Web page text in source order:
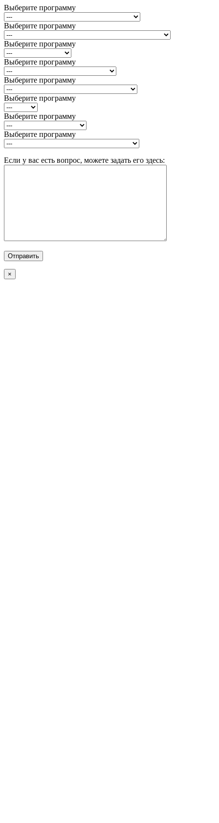
Выберите программу
Выберите программу
Выберите программу
Выберите программу
Выберите программу
Выберите программу
Выберите программу
Выберите программу
Если у вас есть вопрос, можете задать его здесь:
×